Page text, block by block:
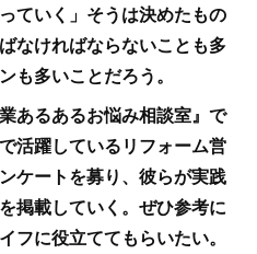
ていく」そうは決めたもの
なければならないことも多
も多いことだろう。
あるあるお悩み相談室』で
活躍しているリフォーム営
ケートを募り、彼らが実践
掲載していく。ぜひ参考に
フに役立ててもらいたい。